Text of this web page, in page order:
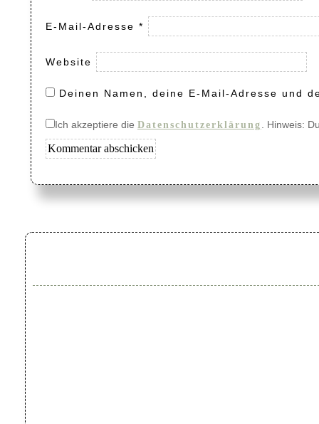
E-Mail-Adresse *
Website
Deinen Namen, deine E-Mail-Adresse und
Ich akzeptiere die Datenschutzerklärung . Hinweis: